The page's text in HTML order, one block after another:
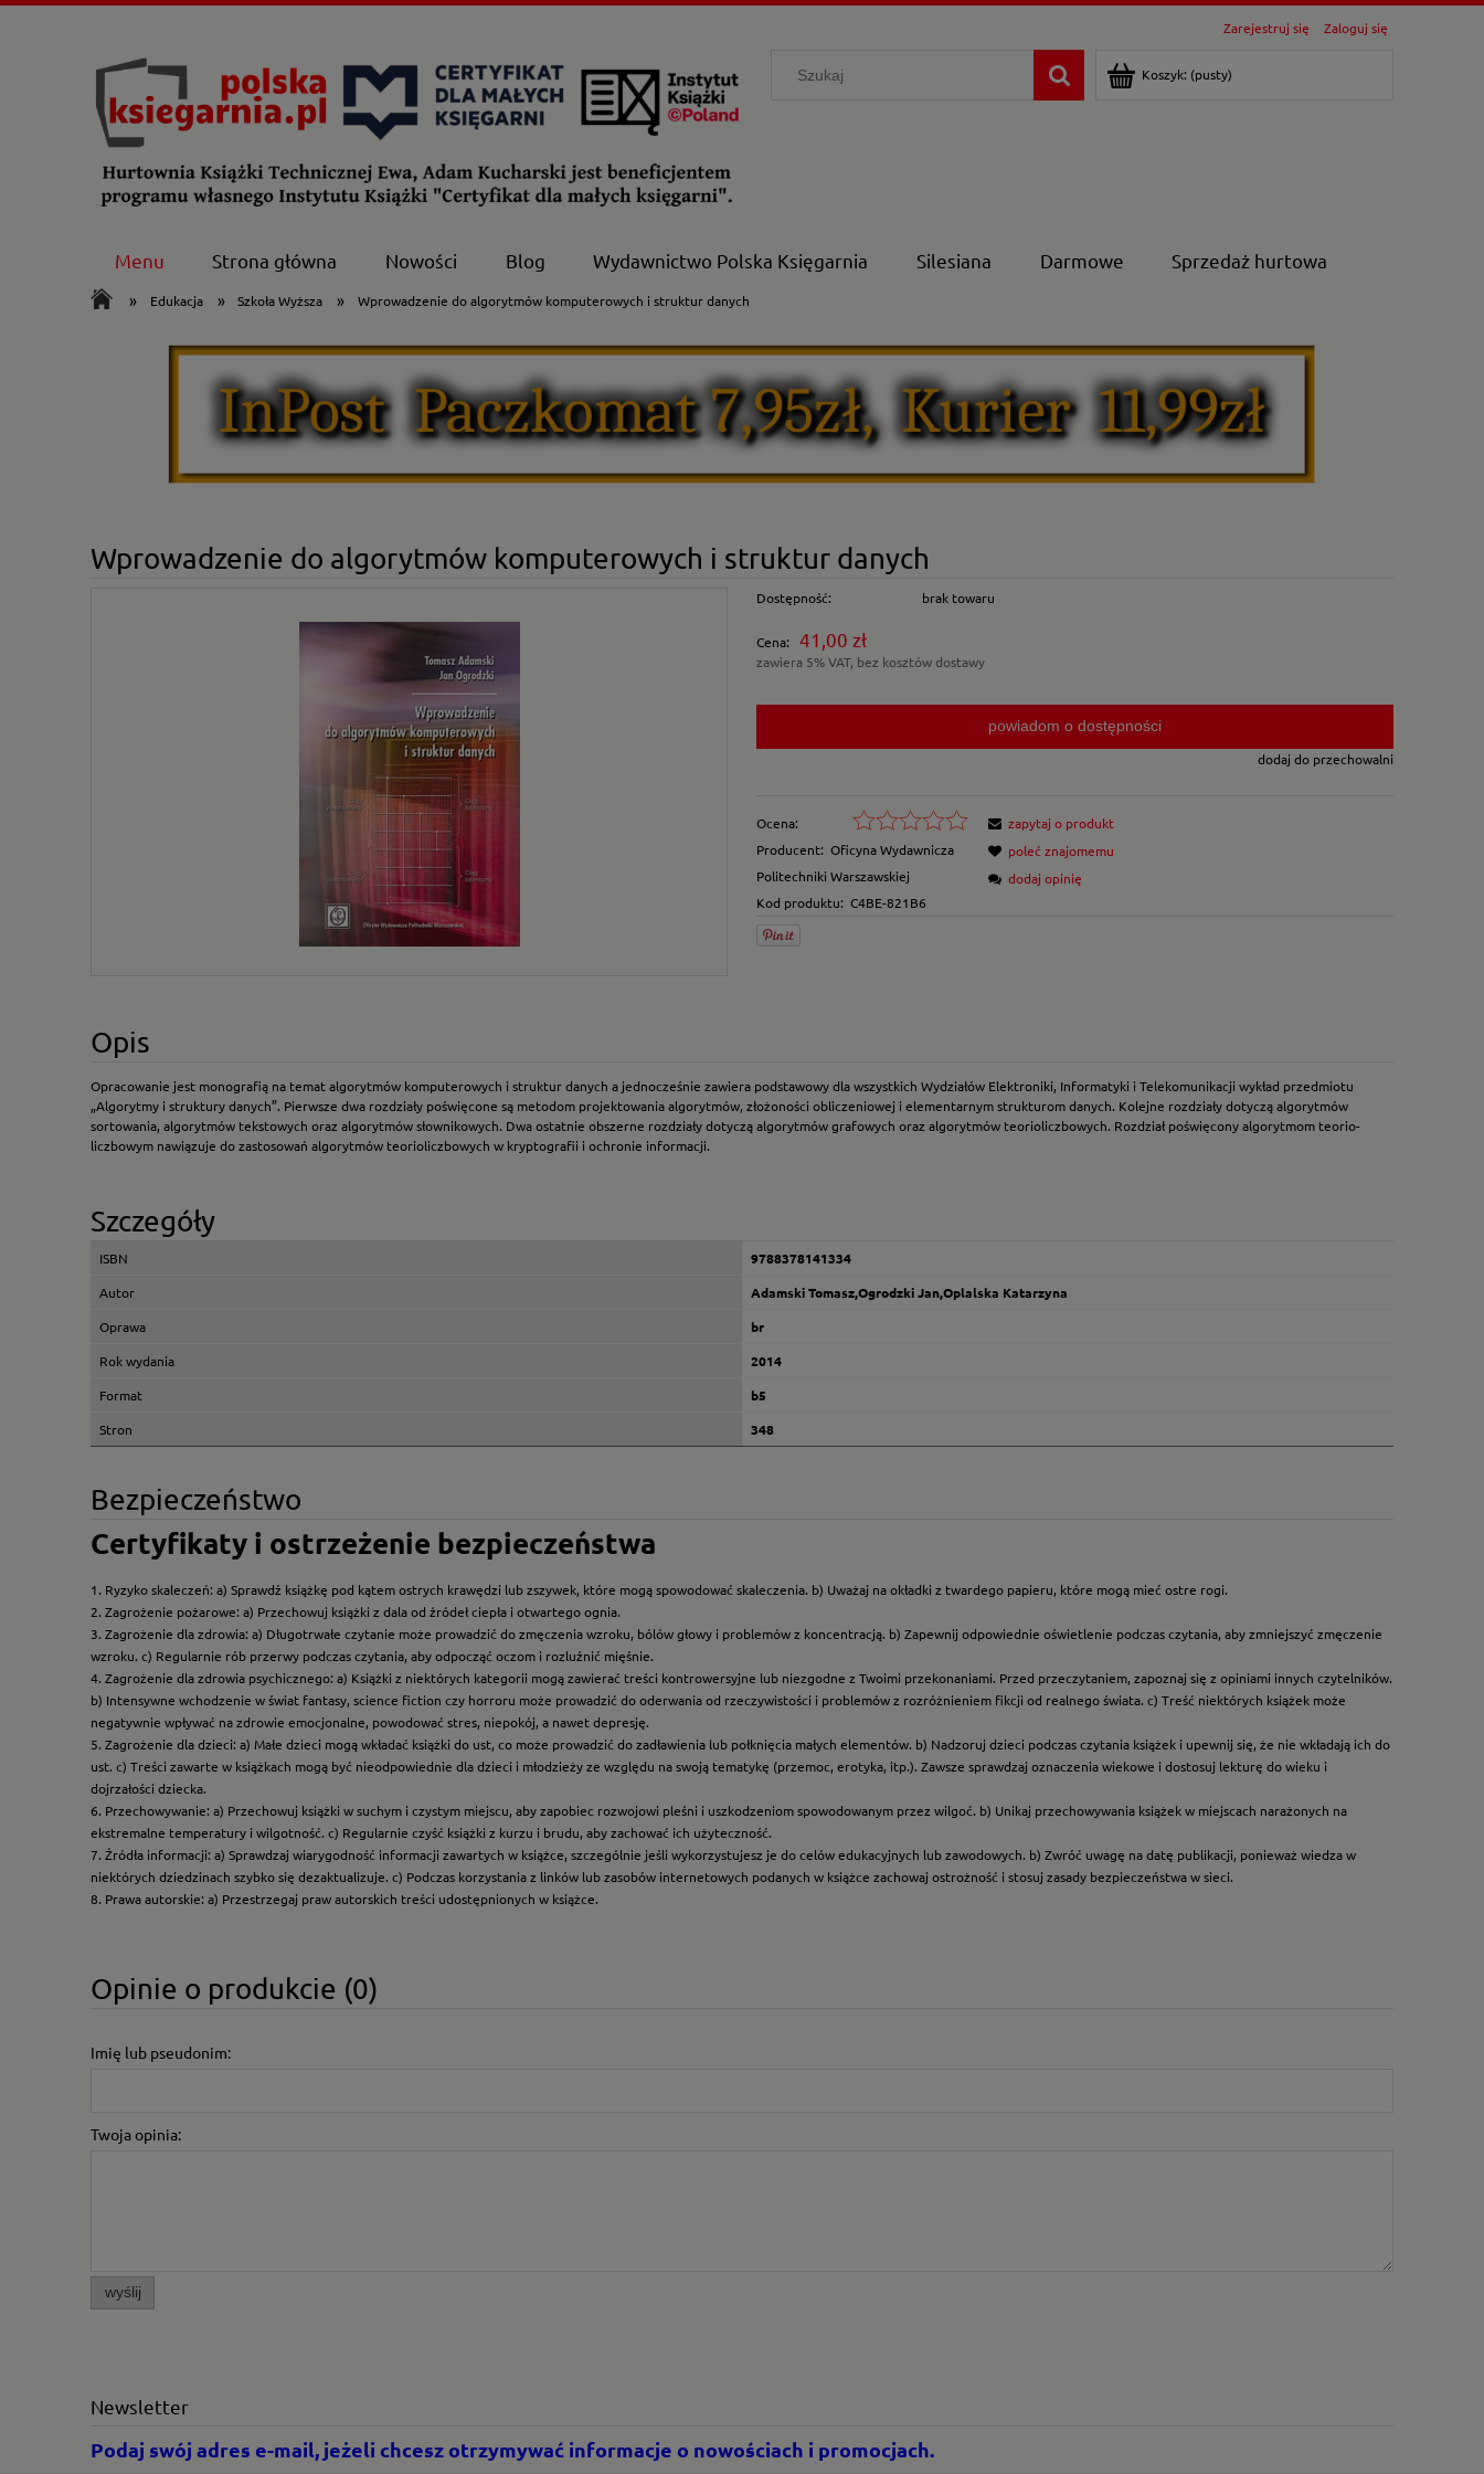
Zarejestruj się Zaloguj się
Koszyk: (pusty)
Menu Strona główna Nowości Blog Wydawnictwo Polska Księgarnia Silesiana Darmowe Sprzedaż hurtowa
» Edukacja » Szkoła Wyższa » Wprowadzenie do algorytmów komputerowych i struktur danych
Wprowadzenie do algorytmów komputerowych i struktur danych
Dostępność: brak towaru
Cena: 41,00 zł
zawiera 5% VAT, bez kosztów dostawy
powiadom o dostępności
dodaj do przechowalni
Ocena:
Producent: Oficyna Wydawnicza
Politechniki Warszawskiej
Kod produktu: C4BE-821B6
zapytaj o produkt
poleć znajomemu
dodaj opinię
Opis
Opracowanie jest monografią na temat algorytmów komputerowych i struktur danych a jednocześnie zawiera podstawowy dla wszystkich Wydziałów Elektroniki, Informatyki i Telekomunikacji wykład przedmiotu
„Algorytmy i struktury danych”. Pierwsze dwa rozdziały poświęcone są metodom projektowania algorytmów, złożoności obliczeniowej i elementarnym strukturom danych. Kolejne rozdziały dotyczą algorytmów
sortowania, algorytmów tekstowych oraz algorytmów słownikowych. Dwa ostatnie obszerne rozdziały dotyczą algorytmów grafowych oraz algorytmów teorioliczbowych. Rozdział poświęcony algorytmom teorio-
liczbowym nawiązuje do zastosowań algorytmów teorioliczbowych w kryptografii i ochronie informacji.
Szczegóły
ISBN
9788378141334
Autor
Adamski Tomasz,Ogrodzki Jan,Oplalska Katarzyna
Oprawa
br
Rok wydania
2014
Format
b5
Stron
348
Bezpieczeństwo
Certyfikaty i ostrzeżenie bezpieczeństwa
1. Ryzyko skaleczeń: a) Sprawdź książkę pod kątem ostrych krawędzi lub zszywek, które mogą spowodować skaleczenia. b) Uważaj na okładki z twardego papieru, które mogą mieć ostre rogi.
2. Zagrożenie pożarowe: a) Przechowuj książki z dala od źródeł ciepła i otwartego ognia.
3. Zagrożenie dla zdrowia: a) Długotrwałe czytanie może prowadzić do zmęczenia wzroku, bólów głowy i problemów z koncentracją. b) Zapewnij odpowiednie oświetlenie podczas czytania, aby zmniejszyć zmęczenie
wzroku. c) Regularnie rób przerwy podczas czytania, aby odpocząć oczom i rozluźnić mięśnie.
4. Zagrożenie dla zdrowia psychicznego: a) Książki z niektórych kategorii mogą zawierać treści kontrowersyjne lub niezgodne z Twoimi przekonaniami. Przed przeczytaniem, zapoznaj się z opiniami innych czytelników.
b) Intensywne wchodzenie w świat fantasy, science fiction czy horroru może prowadzić do oderwania od rzeczywistości i problemów z rozróżnieniem fikcji od realnego świata. c) Treść niektórych książek może
negatywnie wpływać na zdrowie emocjonalne, powodować stres, niepokój, a nawet depresję.
5. Zagrożenie dla dzieci: a) Małe dzieci mogą wkładać książki do ust, co może prowadzić do zadławienia lub połknięcia małych elementów. b) Nadzoruj dzieci podczas czytania książek i upewnij się, że nie wkładają ich do
ust. c) Treści zawarte w książkach mogą być nieodpowiednie dla dzieci i młodzieży ze względu na swoją tematykę (przemoc, erotyka, itp.). Zawsze sprawdzaj oznaczenia wiekowe i dostosuj lekturę do wieku i
dojrzałości dziecka.
6. Przechowywanie: a) Przechowuj książki w suchym i czystym miejscu, aby zapobiec rozwojowi pleśni i uszkodzeniom spowodowanym przez wilgoć. b) Unikaj przechowywania książek w miejscach narażonych na
ekstremalne temperatury i wilgotność. c) Regularnie czyść książki z kurzu i brudu, aby zachować ich użyteczność.
7. Źródła informacji: a) Sprawdzaj wiarygodność informacji zawartych w książce, szczególnie jeśli wykorzystujesz je do celów edukacyjnych lub zawodowych. b) Zwróć uwagę na datę publikacji, ponieważ wiedza w
niektórych dziedzinach szybko się dezaktualizuje. c) Podczas korzystania z linków lub zasobów internetowych podanych w książce zachowaj ostrożność i stosuj zasady bezpieczeństwa w sieci.
8. Prawa autorskie: a) Przestrzegaj praw autorskich treści udostępnionych w książce.
Opinie o produkcie (0)
Imię lub pseudonim:
Twoja opinia:
wyślij
Newsletter
Podaj swój adres e-mail, jeżeli chcesz otrzymywać informacje o nowościach i promocjach.